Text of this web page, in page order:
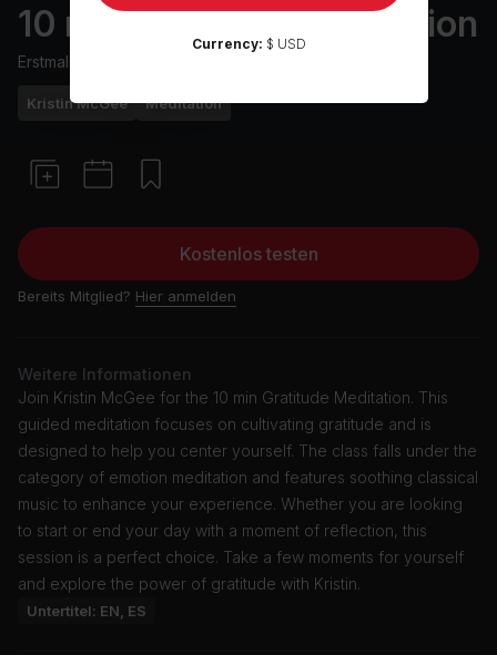
10 min Gratitude Meditation
Erstmals ausgestrahlt am
Kristin McGee Meditation
Kostenlos testen
Bereits Mitglied? Hier anmelden
Weitere Informationen
Join Kristin McGee for the 10 min Gratitude Meditation. This
guided meditation focuses on cultivating gratitude and is
designed to help you center yourself. The class falls under the
category of emotion meditation and features soothing classical
music to enhance your experience. Whether you are looking
to start or end your day with a moment of reflection, this
session is a perfect choice. Take a few moments for yourself
and explore the power of gratitude with Kristin.
Untertitel: EN, ES
Currency: $ USD